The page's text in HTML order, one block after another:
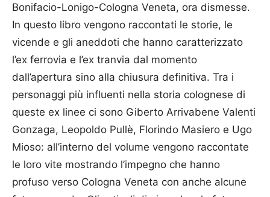
Bonifacio-Lonigo-Cologna Veneta, ora dismesse.
In questo libro vengono raccontati le storie, le
vicende e gli aneddoti che hanno caratterizzato
l’ex ferrovia e l’ex tranvia dal momento
dall’apertura sino alla chiusura definitiva. Tra i
personaggi più influenti nella storia colognese di
queste ex linee ci sono Giberto Arrivabene Valenti
Gonzaga, Leopoldo Pullè, Florindo Masiero e Ugo
Mioso: all’interno del volume vengono raccontate
le loro vite mostrando l’impegno che hanno
profuso verso Cologna Veneta con anche alcune